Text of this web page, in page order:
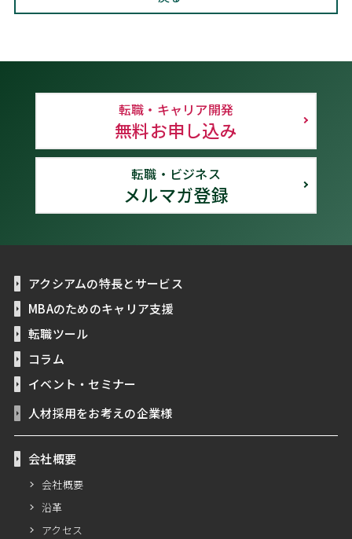
転職・キャリア開発
無料お申し込み
転職・ビジネス
メルマガ登録
アクシアムの特長とサービス
MBAのためのキャリア支援
転職ツール
コラム
イベント・セミナー
人材採用をお考えの企業様
会社概要
会社概要
沿革
アクセス